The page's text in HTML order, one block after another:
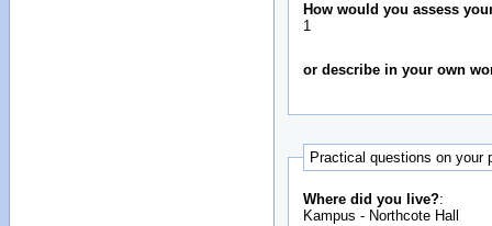
How would you assess
1
or describe in your own
Practical questions on your
Where did you live?:
Kampus - Northcote Hall